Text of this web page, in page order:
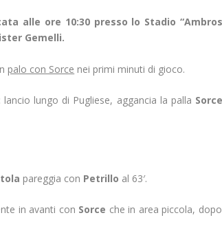
alle ore 10:30 presso lo Stadio
Gemelli.
palo con Sorce nei primi minuti di gioco.
lungo di Pugliese, aggancia la palla Sorce
pareggia con Petrillo al 63′.
in avanti con Sorce che in area piccola,